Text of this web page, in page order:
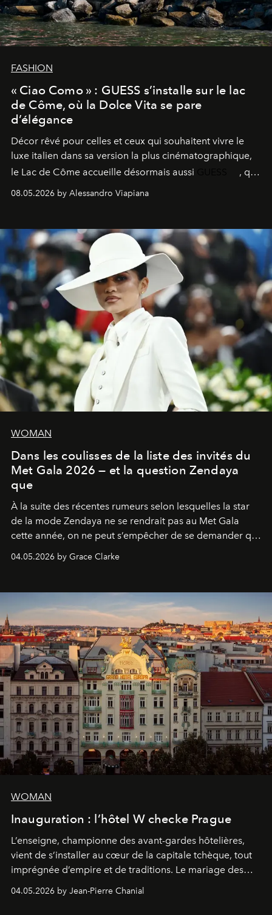
FASHION
« Ciao Como » : GUESS s’installe sur le lac
de Côme, où la Dolce Vita se pare
d’élégance
Décor rêvé pour celles et ceux qui souhaitent vivre le
luxe italien dans sa version la plus cinématographique,
le Lac de Côme accueille désormais aussi
, qui
signe un takeover entre boutiques, hôtels, bateaux et
fragrances. L’une des opérations de style les plus
08.05.2026 by Alessandro Viapiana
WOMAN
Dans les coulisses de la liste des invités du
Met Gala 2026 — et la question Zendaya
que
À la suite des récentes rumeurs selon lesquelles la star
de la mode Zendaya ne se rendrait pas au Met Gala
cette année, on ne peut s’empêcher de se demander qui
sera présent.
04.05.2026 by Grace Clarke
WOMAN
Inauguration : l’hôtel W checke Prague
L’enseigne, championne des avant-gardes hôtelières,
vient de s’installer au cœur de la capitale tchèque, tout
imprégnée d’empire et de traditions. Le mariage des
extrêmes fait merveille.
04.05.2026 by Jean-Pierre Chanial